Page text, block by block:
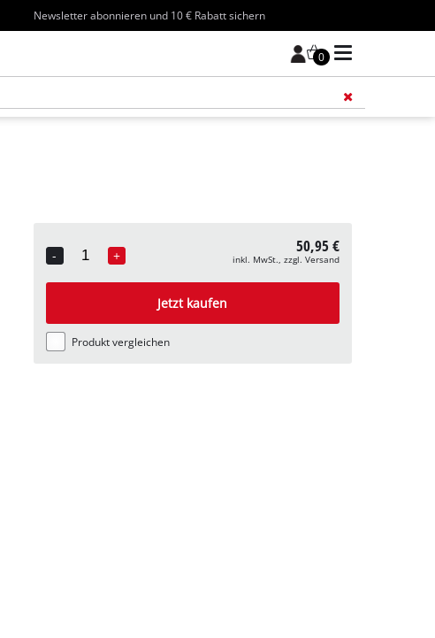
Newsletter abonnieren und 10 € Rabatt sichern
0
-
Quantity
+ 50,95 €
inkl. MwSt., zzgl. Versand
Jetzt kaufen
Produkt vergleichen